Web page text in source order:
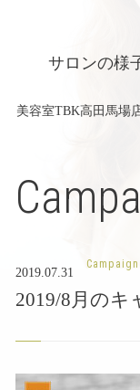
サロンの様
美容室TBK高田馬場
2019.07.31
Campaign
2019/8月のキ